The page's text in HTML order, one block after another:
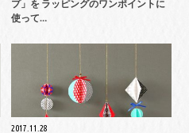
プ」を ラッピングのワンポイントに
使って…
2017.11.28